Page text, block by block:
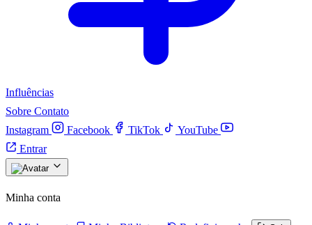
Influências
Sobre Contato
Instagram
Facebook TikTok
YouTube
Entrar
Minha conta